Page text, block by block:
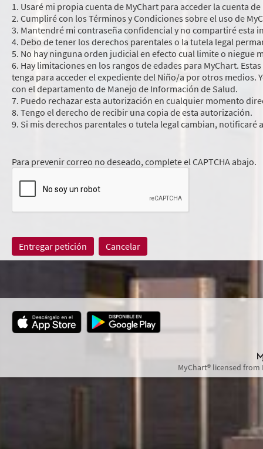
1. Usaré mi propia cuenta de MyChart para acceder la cuenta
2. Cumpliré con los Términos y Condiciones sobre el uso de
3. Mantendré mi contraseña confidencial y no compartiré esta
4. Debo de tener los derechos parentales o la tutela legal
5. No hay ninguna orden judicial en efecto cual limite o niegue
6. Hay limitaciones en los rangos de edades para MyChart.
tenga para acceder el expediente del Niño/a por otros
con el departamento de Manejo de Información de Salud.
7. Puedo rechazar esta autorización en cualquier momento
8. Tengo el derecho de recibir una copia de esta autorización.
9. Si mis derechos parentales o tutela legal cambian, notificaré
Para prevenir correo no deseado, complete el CAPTCHA abajo.
MyChart® licensed